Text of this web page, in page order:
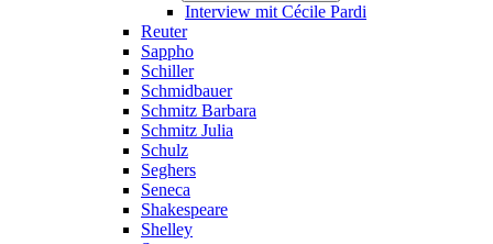
Interview mit Cécile Pardi
Reuter
Sappho
Schiller
Schmidbauer
Schmitz Barbara
Schmitz Julia
Schulz
Seghers
Seneca
Shakespeare
Shelley